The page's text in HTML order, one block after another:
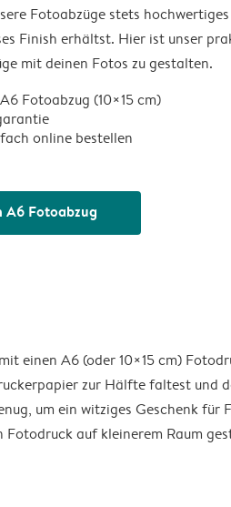
Fotoabzüge stets
Finish erhältst. Hier ist unser
mit deinen Fotos zu gestalten.
Fotoabzug (10×15 cm)
online bestellen
A6 Fotoabzug
einen A6 (oder 10×15 cm)
zur Hälfte faltest und
um ein witziges Geschenk für
auf kleinerem Raum